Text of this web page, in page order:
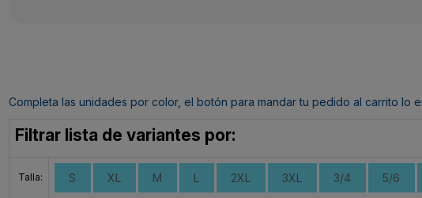
Completa las unidades por color, el botón para mandar tu pedido al carrito lo
Filtrar lista de variantes por:
Talla: S XL M L 2XL 3XL 3/4 5/6